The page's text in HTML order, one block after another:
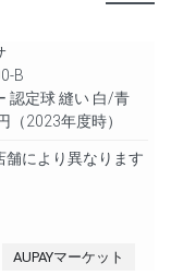
B
認定球 縫い 白/青
（2023年度時）
舗により異なります
AUPAYマーケット